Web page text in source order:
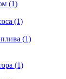
(1)
(1)
(1)
(1)